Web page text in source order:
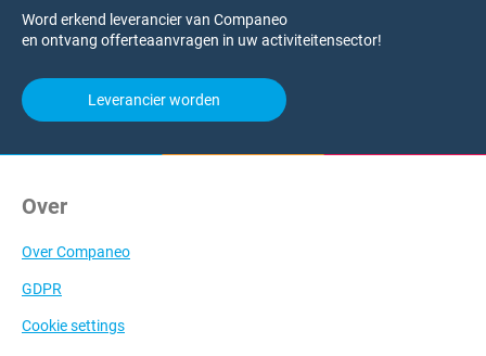
Word erkend leverancier van Companeo
en ontvang offerteaanvragen in uw activiteitensector!
Leverancier worden
Over
Over Companeo
GDPR
Cookie settings